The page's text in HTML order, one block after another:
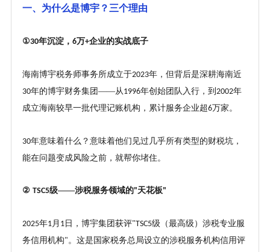
一、为什么是博宇？三个理由
①30年沉淀， 6万+企业的实战底子
海南博宇税务师事务所成立于2023年，但背后是深耕海南近
30年的博宇财务集团——从1996年创始团队入行，到 2002年
成立海南较早一批代理记账机构，累计服务企业超6万家。
30年意味着什么？意味着他们见过几乎所有类型的财税坑，
能在问题变成风险之前，就帮你堵住。
② TSC5级——涉税服务领域的"天花板"
2025年1月 1日，博宇集团获评"TSC5级（最高级）涉税专业服
务信用机构"。这是国家税务总局设立的涉税服务机构信用评